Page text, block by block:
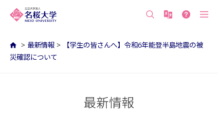
> 最新情報 >
【学生の皆さんへ】令和6年能登半島地震の被
災確認について
最新情報